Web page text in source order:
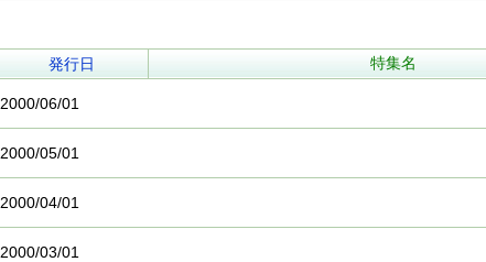
発行日 特集名
2000/06/01
2000/05/01
2000/04/01
2000/03/01